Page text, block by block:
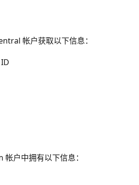
帐户获取以下信息：
户中拥有以下信息：